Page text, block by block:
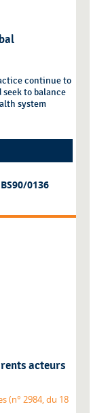
continue to
to balance
system
0136
acteurs
(n° 2984, du 18